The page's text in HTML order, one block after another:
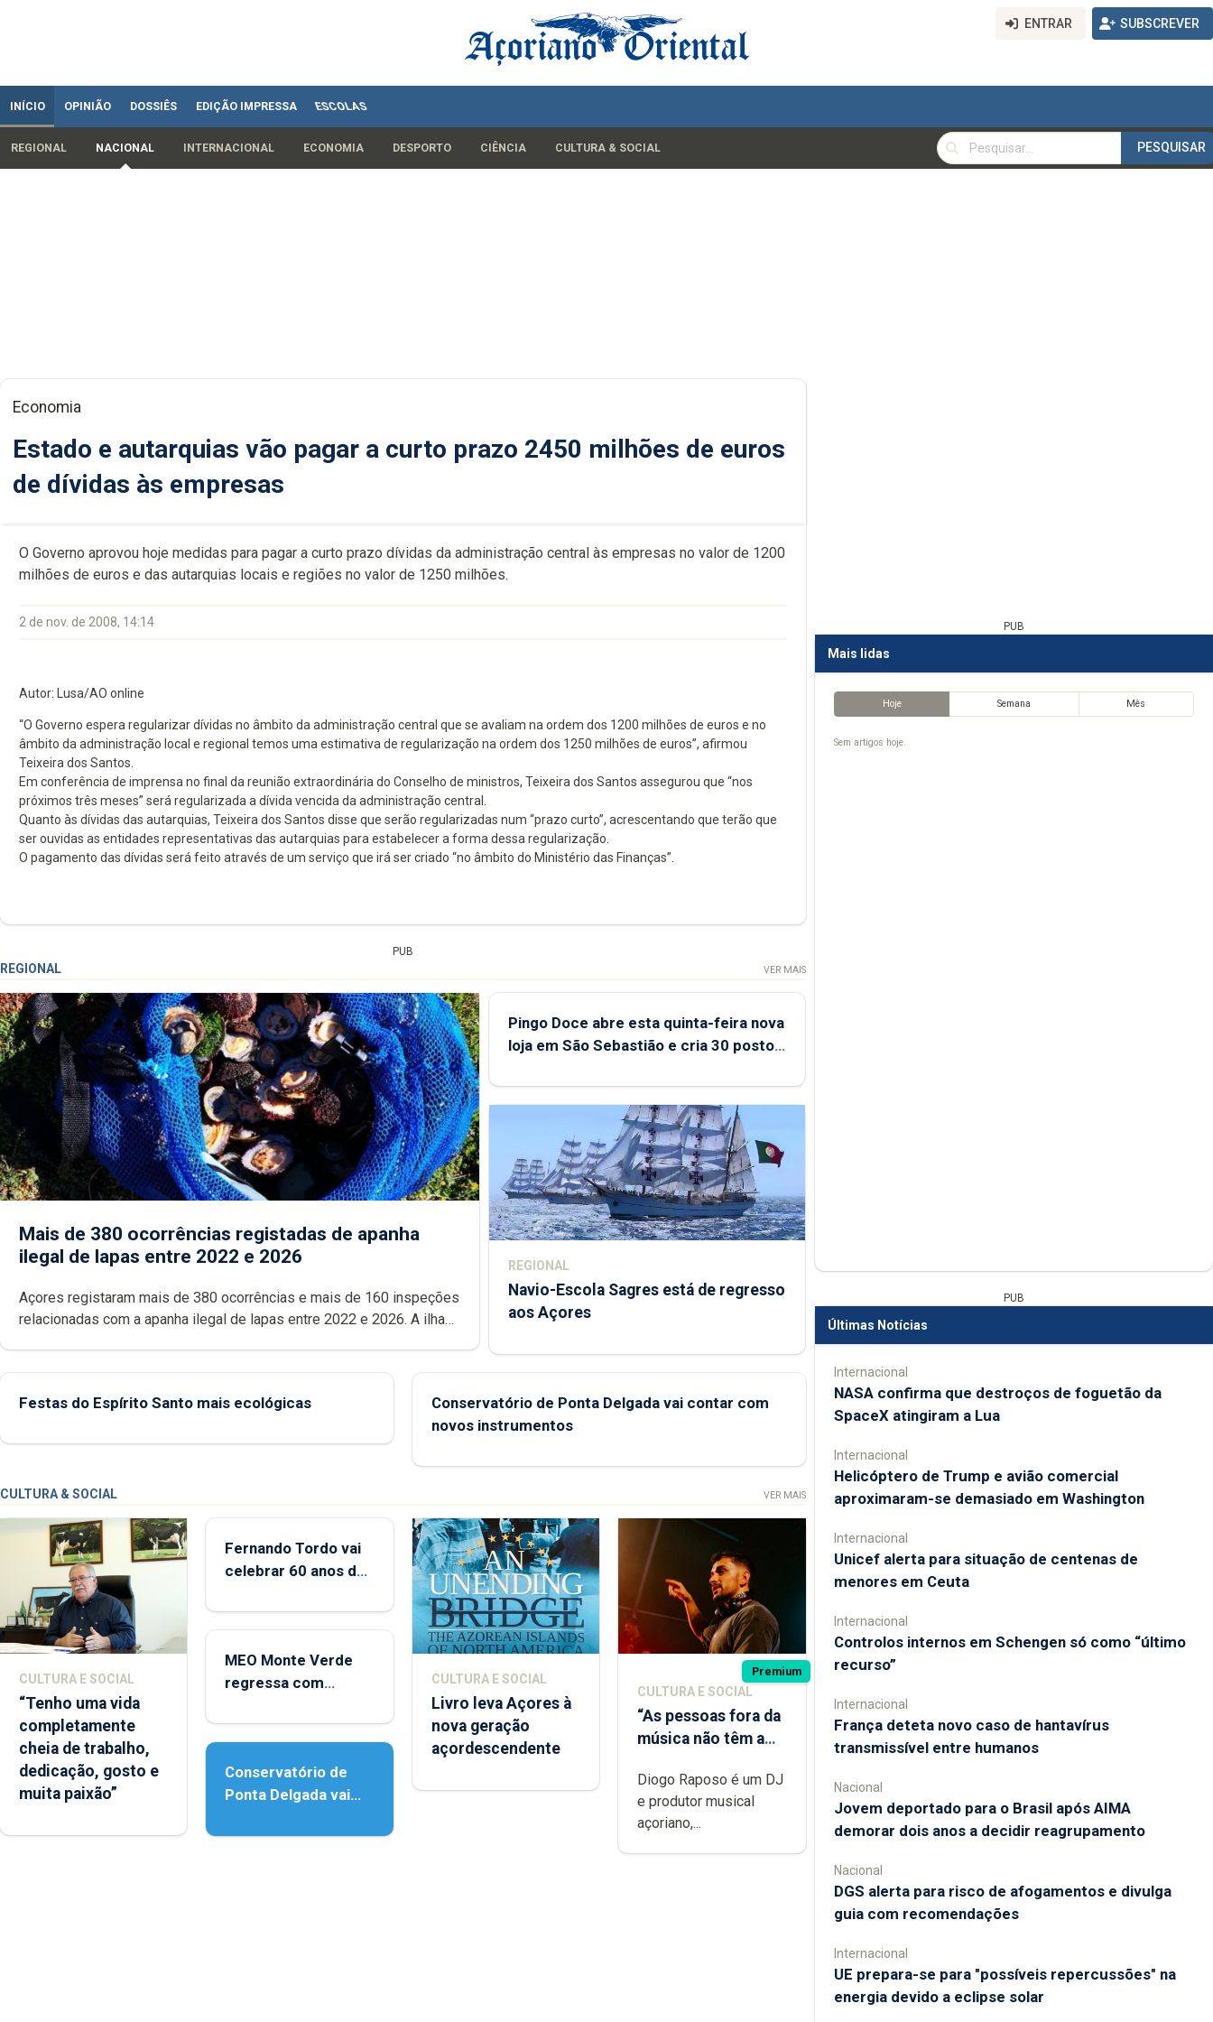
ENTRAR SUBSCREVER
INÍCIO OPINIÃO DOSSIÊS EDIÇÃO IMPRESSA ESCOLAS
REGIONAL NACIONAL INTERNACIONAL ECONOMIA DESPORTO CIÊNCIA CULTURA & SOCIAL
PESQUISAR
PESQUISAR
Economia
Estado e autarquias vão pagar a curto prazo 2450 milhões de euros
de dívidas às empresas
O Governo aprovou hoje medidas para pagar a curto prazo dívidas da administração central às empresas no valor de 1200
milhões de euros e das autarquias locais e regiões no valor de 1250 milhões.
2 de nov. de 2008, 14:14
Autor: Lusa/AO online
“O Governo espera regularizar dívidas no âmbito da administração central que se avaliam na ordem dos 1200 milhões de euros e no
âmbito da administração local e regional temos uma estimativa de regularização na ordem dos 1250 milhões de euros”, afirmou
Teixeira dos Santos.
Em conferência de imprensa no final da reunião extraordinária do Conselho de ministros, Teixeira dos Santos assegurou que “nos
próximos três meses” será regularizada a dívida vencida da administração central.
Quanto às dívidas das autarquias, Teixeira dos Santos disse que serão regularizadas num “prazo curto”, acrescentando que terão que
ser ouvidas as entidades representativas das autarquias para estabelecer a forma dessa regularização.
O pagamento das dívidas será feito através de um serviço que irá ser criado “no âmbito do Ministério das Finanças”.
PUB
REGIONAL VER MAIS
Mais de 380 ocorrências registadas de apanha
ilegal de lapas entre 2022 e 2026
Açores registaram mais de 380 ocorrências e mais de 160 inspeções
relacionadas com a apanha ilegal de lapas entre 2022 e 2026. A ilha
Pingo Doce abre esta quinta-feira nova
loja em São Sebastião e cria 30 postos
REGIONAL
Navio-Escola Sagres está de regresso
aos Açores
Festas do Espírito Santo mais ecológicas
Conservatório de Ponta Delgada vai contar com
novos instrumentos
CULTURA & SOCIAL VER MAIS
CULTURA E SOCIAL
“Tenho uma vida
completamente
cheia de trabalho,
dedicação, gosto e
muita paixão”
Fernando Tordo vai
celebrar 60 anos de
Micaelense
MEO Monte Verde
regressa com
acessibilidade
Conservatório de
Ponta Delgada vai
instrumentos
CULTURA E SOCIAL
Livro leva Açores à
nova geração
açordescendente
Premium
CULTURA E SOCIAL
“As pessoas fora da
música não têm a
difícil é produzir
uma música”
Diogo Raposo é um DJ
e produtor musical
açoriano,...
PUB
Mais lidas
Hoje Semana Mês
Sem artigos hoje.
PUB
Últimas Notícias
Internacional
NASA confirma que destroços de foguetão da
SpaceX atingiram a Lua
Internacional
Helicóptero de Trump e avião comercial
aproximaram-se demasiado em Washington
Internacional
Unicef alerta para situação de centenas de
menores em Ceuta
Internacional
Controlos internos em Schengen só como “último
recurso”
Internacional
França deteta novo caso de hantavírus
transmissível entre humanos
Nacional
Jovem deportado para o Brasil após AIMA
demorar dois anos a decidir reagrupamento
Nacional
DGS alerta para risco de afogamentos e divulga
guia com recomendações
Internacional
UE prepara-se para "possíveis repercussões" na
energia devido a eclipse solar